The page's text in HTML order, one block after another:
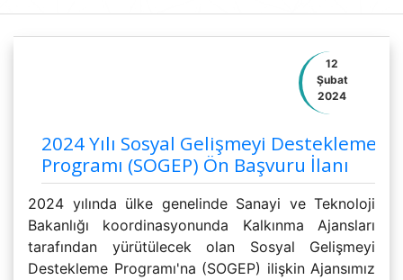
12
Şubat
2024
2024 Yılı Sosyal Gelişmeyi Destekleme
Programı (SOGEP) Ön Başvuru İlanı
2024 yılında ülke genelinde Sanayi ve Teknoloji
Bakanlığı koordinasyonunda Kalkınma Ajansları
tarafından yürütülecek olan Sosyal Gelişmeyi
Destekleme Programı'na (SOGEP) ilişkin Ajansımız